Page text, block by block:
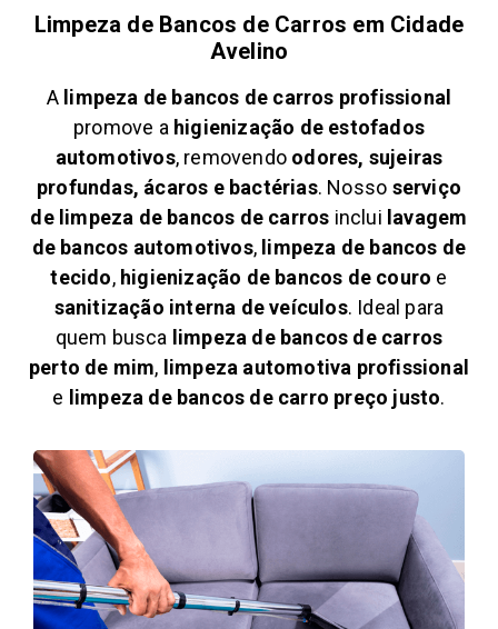
Limpeza de Bancos de Carros em Cidade
Avelino
A limpeza de bancos de carros profissional
promove a higienização de estofados
automotivos, removendo odores, sujeiras
profundas, ácaros e bactérias. Nosso serviço
de limpeza de bancos de carros inclui lavagem
de bancos automotivos, limpeza de bancos de
tecido, higienização de bancos de couro e
sanitização interna de veículos. Ideal para
quem busca limpeza de bancos de carros
perto de mim, limpeza automotiva profissional
e limpeza de bancos de carro preço justo.